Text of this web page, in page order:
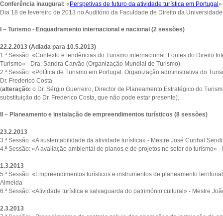
Conferência inaugural: «Perspetivas de futuro da atividade turística em Portugal»
Dia 18 de fevereiro de 2013 no Auditório da Faculdade de Direito da
I – Turismo - Enquadramento internacional e nacional (2 sessões)
22.2.2013 (Adiada para 10.5.2013)
1.ª Sessão: «Contexto e tendências do Turismo internacional. Fontes do Direito
Turismo» - Dra. Sandra Carvão (Organização Mundial de Turismo)
2.ª Sessão: «Política de Turismo em Portugal. Organização administrativa do
Dr. Frederico Costa
(alteração: o Dr. Sérgio Guerreiro, Director de Planeamento Estratégico do
substituição do Dr. Frederico Costa, que não pode estar presente).
II – Planeamento e instalação de empreendimentos turísticos (8 sessões)
23.2.2013
3.ª Sessão: «A sustentabilidade da atividade turística» - Mestre José Cunhal
4.ª Sessão: «A avaliação ambiental de planos e de projetos no setor do turismo»
1.3.2013
5.ª Sessão: «Empreendimentos turísticos e instrumentos de planeamento
Almeida
6.ª Sessão: «Atividade turística e salvaguarda do património cultural» - Mestre
2.3.2013